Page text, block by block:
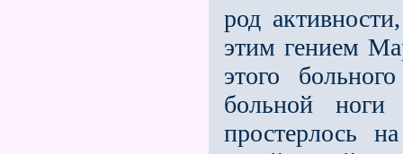
род
этим гением
этого
больной
простeрлось